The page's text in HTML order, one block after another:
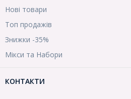
Нові товари
Топ продажів
Знижки -35%
Мікси та Набори
КОНТАКТИ